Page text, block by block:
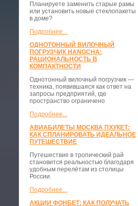
Планируете заменить старые рамы
или установить новые стеклопакеты
в доме?
Подробнее...
ОДНОТОННЫЙ ВИЛОЧНЫЙ
ПОГРУЗЧИК HANGCHA:
РАЦИОНАЛЬНОСТЬ В
КОМПАКТНОСТИ
​Однотонный вилочный погрузчик —
техника, появившаяся как ответ на
запросы предприятий, где
пространство ограничено
Подробнее...
АВИАБИЛЕТЫ МОСКВА ПХУКЕТ:
КАК СПЛАНИРОВАТЬ ИДЕАЛЬНОЕ
ПУТЕШЕСТВИЕ
Путешествие в тропический рай
становится реальностью благодаря
удобным перелётам из столицы
России.
Подробнее...
АКЦИИ ФОНБЕТ: КАК ПОЛУЧАТЬ